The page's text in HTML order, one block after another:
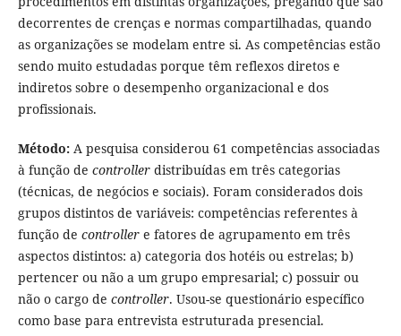
decorrentes de crenças e normas compartilhadas, quando
as organizações se modelam entre si. As competências estão
sendo muito estudadas porque têm reflexos diretos e
indiretos sobre o desempenho organizacional e dos
profissionais.
Método:A pesquisa considerou 61 competências associadas
à função de controllerdistribuídas em três categorias
(técnicas, de negócios e sociais). Foram considerados dois
grupos distintos de variáveis: competências referentes à
função de controllere fatores de agrupamento em três
aspectos distintos: a) categoria dos hotéis ou estrelas; b)
pertencer ou não a um grupo empresarial; c) possuir ou
não o cargo de controller. Usou-se questionário específico
como base para entrevista estruturada presencial.